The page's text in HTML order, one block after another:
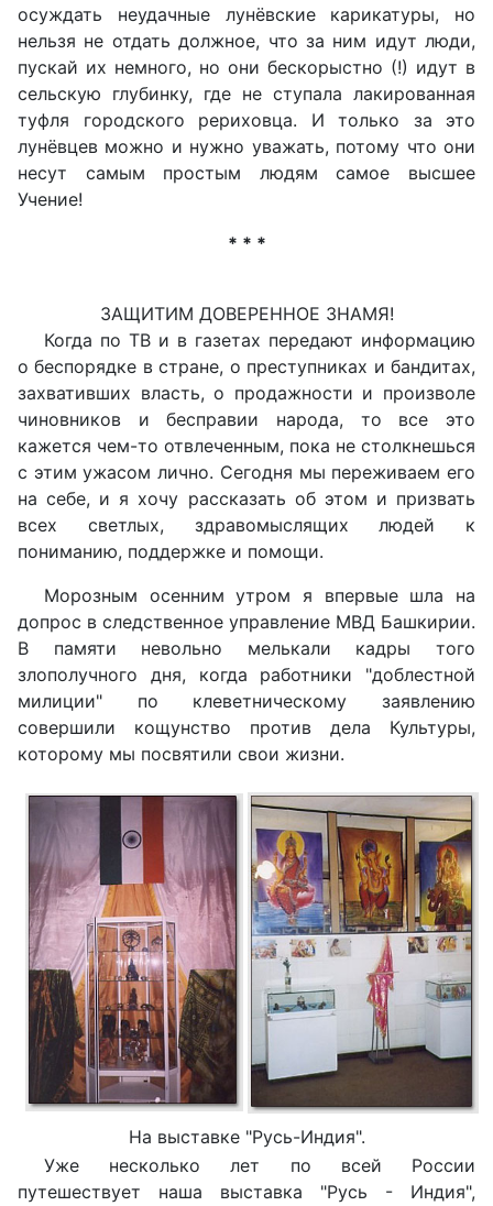
осуждать неудачные лунёвские карикатуры, но
нельзя не отдать должное, что за ним идут люди,
пускай их немного, но они бескорыстно (!) идут в
сельскую глубинку, где не ступала лакированная
туфля городского рериховца. И только за это
лунёвцев можно и нужно уважать, потому что они
несут самым простым людям самое высшее
Учение!
* * *
ЗАЩИТИМ ДОВЕРЕННОЕ ЗНАМЯ!
Когда по ТВ и в газетах передают информацию
о беспорядке в стране, о преступниках и бандитах,
захвативших власть, о продажности и произволе
чиновников и бесправии народа, то все это
кажется чем-то отвлеченным, пока не столкнешься
с этим ужасом лично. Сегодня мы переживаем его
на себе, и я хочу рассказать об этом и призвать
всех светлых, здравомыслящих людей к
пониманию, поддержке и помощи.
Морозным осенним утром я впервые шла на
допрос в следственное управление МВД Башкирии.
В памяти невольно мелькали кадры того
злополучного дня, когда работники "доблестной
милиции" по клеветническому заявлению
совершили кощунство против дела Культуры,
которому мы посвятили свои жизни.
На выставке "Русь-Индия".
Уже несколько лет по всей России
путешествует наша выставка "Русь - Индия",